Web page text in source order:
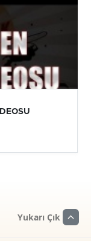
Yukarı Çık